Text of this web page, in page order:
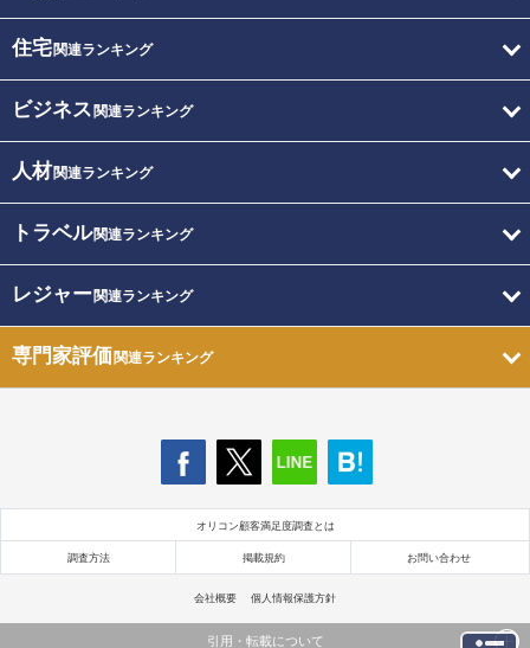
住宅関連ランキング
ビジネス 関連ランキング
人材関連ランキング
トラベル関連ランキング
レジャー関連ランキング
専門家評価関連ランキング
オリコン顧客満足度調査とは
調査方法 掲載規約 お問い合わせ
会社概要 個人情報保護方針
引用・転載について